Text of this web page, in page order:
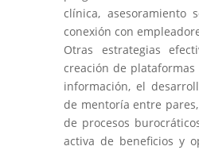
clínica, asesoramiento
conexión con
Otras estrategias
creación de
información, el
de mentoría entre
de procesos
activa de beneficios y